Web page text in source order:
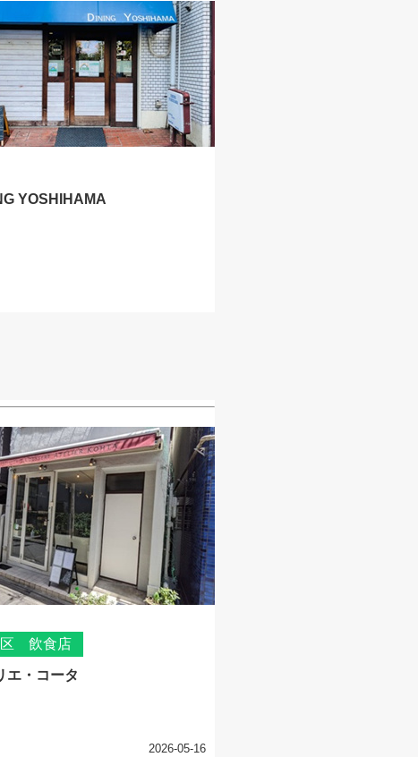
YOSHIHAMA
区 飲食店
エ・コータ
2026-05-16